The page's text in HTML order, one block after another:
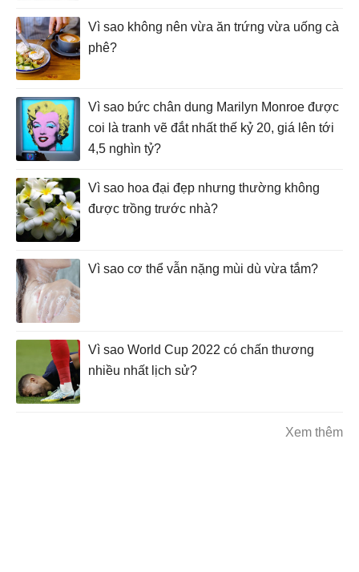
Vì sao không nên vừa ăn trứng vừa uống cà
phê?
Vì sao bức chân dung Marilyn Monroe được
coi là tranh vẽ đắt nhất thế kỷ 20, giá lên tới
4,5 nghìn tỷ?
Vì sao hoa đại đẹp nhưng thường không
được trồng trước nhà?
Vì sao cơ thể vẫn nặng mùi dù vừa tắm?
Vì sao World Cup 2022 có chấn thương
nhiều nhất lịch sử?
Xem thêm